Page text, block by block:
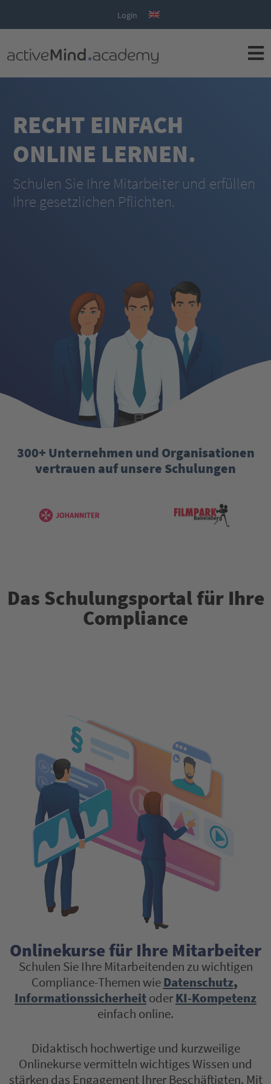
Login
RECHT EINFACH
ONLINE LERNEN.
Schulen Sie Ihre Mitarbeiter und erfüllen
Ihre gesetzlichen Pflichten.
300+ Unternehmen und Organisationen
vertrauen auf unsere Schulungen
Das Schulungsportal für Ihre
Compliance
Onlinekurse für Ihre Mitarbeiter
Schulen Sie Ihre Mitarbeitenden zu wichtigen
Compliance-Themen wieDatenschutz,
InformationssicherheitoderKI-Kompetenz
einfach online.
Didaktisch hochwertige und kurzweilige
Onlinekurse vermitteln wichtiges Wissen und
stärken das Engagement Ihrer Beschäftigten. Mit